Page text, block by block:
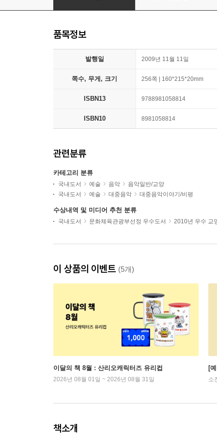
품목정보
발행일 2009년 11월 11일
쪽수, 무게, 크기 256쪽 | 160*215*20mm
ISBN13 9788981058814
ISBN10 8981058814
관련분류
카테고리 분류
국내도서 예술 음악
음악일반/교양
국내도서
예술 대중음악 대중음악이야기/비평
수상내역 및 미디어 추천 분류
국내도서 문화체육관광부선정 우수도서 2010년 우수 교
이 상품의 이벤트 (5개)
이달의 책 8월 : 산리오캐릭터즈 유리컵
2026년 08월 01일 ~ 2026년 08월 31일
[
소
책소개